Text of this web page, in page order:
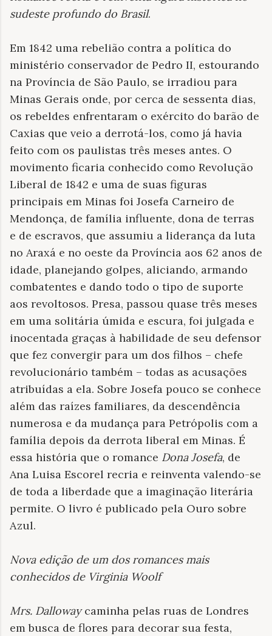
sudeste profundo do Brasil.
Em 1842 uma rebelião contra a política do
ministério conservador de Pedro II, estourando
na Província de São Paulo, se irradiou para
Minas Gerais onde, por cerca de sessenta dias,
os rebeldes enfrentaram o exército do barão de
Caxias que veio a derrotá-los, como já havia
feito com os paulistas três meses antes. O
movimento ficaria conhecido como Revolução
Liberal de 1842 e uma de suas figuras
principais em Minas foi Josefa Carneiro de
Mendonça, de família influente, dona de terras
e de escravos, que assumiu a liderança da luta
no Araxá e no oeste da Província aos 62 anos de
idade, planejando golpes, aliciando, armando
combatentes e dando todo o tipo de suporte
aos revoltosos. Presa, passou quase três meses
em uma solitária úmida e escura, foi julgada e
inocentada graças à habilidade de seu defensor
que fez convergir para um dos filhos – chefe
revolucionário também – todas as acusações
atribuídas a ela. Sobre Josefa pouco se conhece
além das raízes familiares, da descendência
numerosa e da mudança para Petrópolis com a
família depois da derrota liberal em Minas. É
essa história que o romance Dona Josefa, de
Ana Luisa Escorel recria e reinventa valendo-se
de toda a liberdade que a imaginação literária
permite. O livro é publicado pela Ouro sobre
Azul.
Nova edição de um dos romances mais
conhecidos de Virginia Woolf
Mrs. Dallowaycaminha pelas ruas de Londres
em busca de flores para decorar sua festa,